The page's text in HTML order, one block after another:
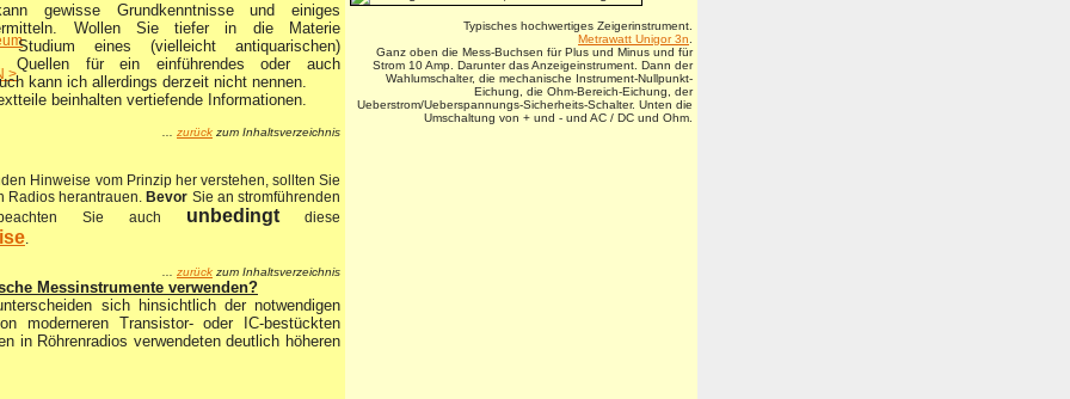
>
gewisse Grundkenntnisse und einiges
Wollen Sie tiefer in die Materie
eines (vielleicht antiquarischen)
Quellen für ein einführendes oder auch
kann ich allerdings derzeit nicht nennen.
beinhalten vertiefende Informationen.
zurück zum Inhaltsverzeichnis
Hinweise vom Prinzip her verstehen, sollten Sie
Radios herantrauen. Bevor Sie an stromführenden
Sie auch unbedingtdiese
.
zurück zum Inhaltsverzeichnis
Messinstrumente verwenden?
sich hinsichtlich der notwendigen
moderneren Transistor- oder IC-bestückten
in Röhrenradios verwendeten deutlich höheren
Typisches hochwertiges Zeigerinstrument.
Metrawatt Unigor 3n
Ganz oben die Mess-Buchsen für Plus und Minus und für
Strom 10 Amp. Darunter das Anzeigeinstrument. Dann der
Wahlumschalter, die mechanische Instrument-Nullpunkt-
Eichung, die Ohm-Bereich-Eichung, der
Ueberstrom/Ueberspannungs-Sicherheits-Schalter. Unten die
Umschaltung von + und - und AC / DC und Ohm.